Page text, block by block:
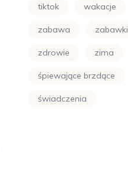
tiktok wakacje
zabawa zabawki
zdrowie zima
śpiewające brzdące
świadczenia